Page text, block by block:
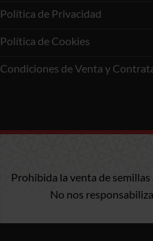
Política de Privacidad
Política de Cookies
Condiciones de Venta y
Prohibida la venta de
No nos